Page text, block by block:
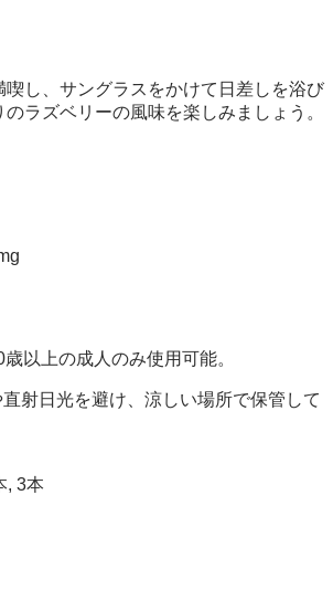
喫し、サングラスをかけて日差しを浴び
ラズベリーの風味を楽しみましょう。
以上の成人のみ使用可能。
直射日光を避け、涼しい場所で保管して
, 3本